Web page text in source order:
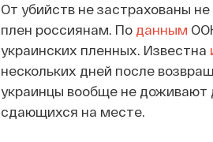
От убийств не застрахованы
плен россиянам. По данным
украинских пленных. Известна
нескольких дней после
украинцы вообще не доживают
сдающихся на месте.